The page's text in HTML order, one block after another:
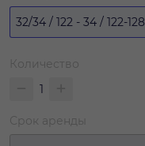
32/34 / 122 - 34 / 122-128
Количество
Срок аренды